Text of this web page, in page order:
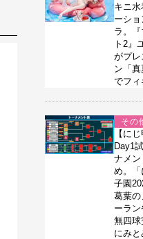
キニ
ーショ
ラ。『
ト2』
がプレ
ン「
でフィ
その
【に
Day1
ナメン
め。「
子園
葛葉の
ーラ
無四球
にみと